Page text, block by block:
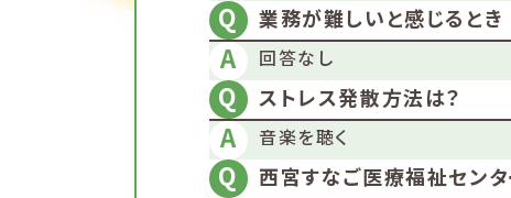
業務が難しいと感じるとき
回答なし
ストレス発散方法は？
音楽を聴く
西宮すなご医療福祉セン